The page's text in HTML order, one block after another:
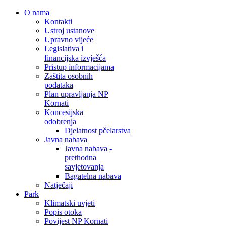
O nama
Kontakti
Ustroj ustanove
Upravno vijeće
Legislativa i
financijska izvješća
Pristup informacijama
Zaštita osobnih
podataka
Plan upravljanja NP
Kornati
Koncesijska
odobrenja
Djelatnost pčelarstva
Javna nabava
Javna nabava -
prethodna
savjetovanja
Bagatelna nabava
Natječaji
Park
Klimatski uvjeti
Popis otoka
Povijest NP Kornati